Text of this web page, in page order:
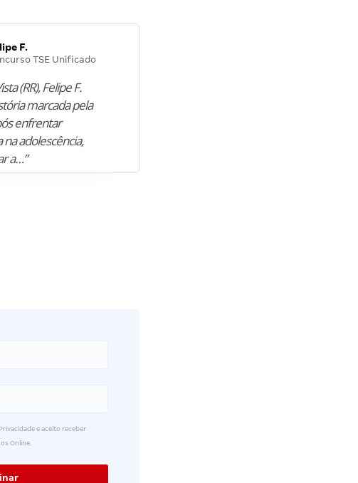
F.
TSE Unificado
(RR), Felipe F.
marcada pela
enfrentar
adolescência,
a…”
e aceito receber
Online.